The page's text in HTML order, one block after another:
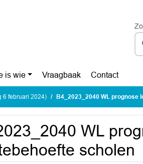
is wie Vraagbaak Contact
6 februari 2024) B4_2023_2040 WL prognose
WL
scholen